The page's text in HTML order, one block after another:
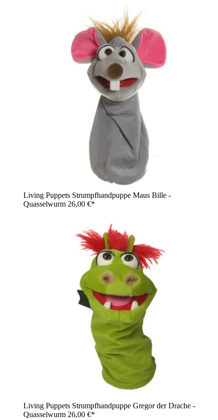
Living Puppets Strumpfhandpuppe Maus Bille -
Quasselwurm 26,00 €*
Living Puppets Strumpfhandpuppe Gregor der Drache -
Quasselwurm 26,00 €*